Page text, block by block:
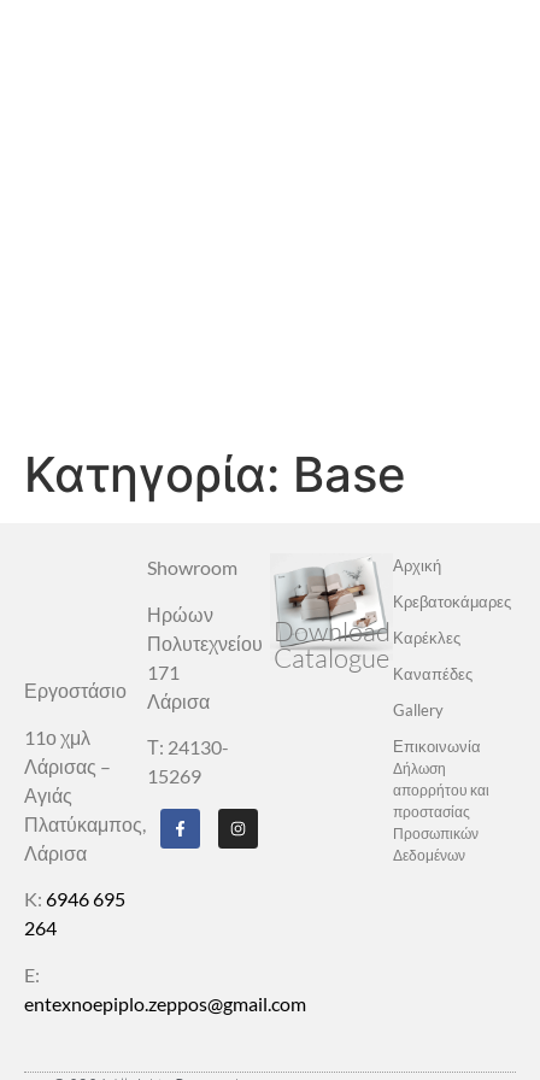
Κατηγορία: Base
Εργοστάσιο
11ο χμλ
Λάρισας –
Αγιάς
Πλατύκαμπος,
Λάρισα
K: 6946 695
264
E:
entexnoepiplo.zeppos@gmail.com
Showroom
Ηρώων
Πολυτεχνείου
171
Λάρισα
Τ: 24130-
15269
Download
Catalogue
Αρχική
Κρεβατοκάμαρες
Καρέκλες
Καναπέδες
Gallery
Επικοινωνία
Δήλωση
απορρήτου και
προστασίας
Προσωπικών
Δεδομένων